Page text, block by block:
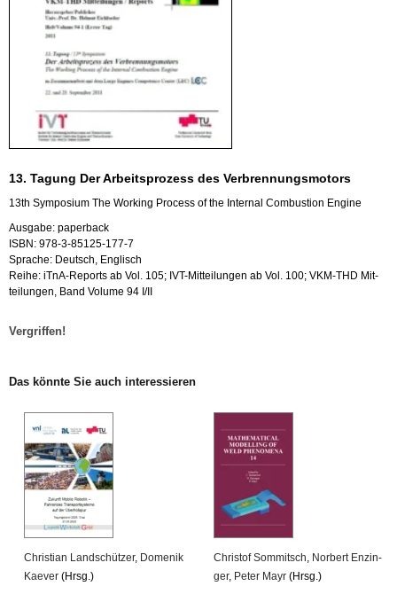
13. Ta­gung Der Ar­beits­pro­zess des Ver­bren­nungs­mo­tors
13th Sym­po­si­um The Working Pro­cess of the In­ter­nal Com­bus­ti­on En­gi­ne
Aus­ga­be: pa­per­back
ISBN: 978-3-85125-177-7
Spra­che: Deutsch, Eng­lisch
Reihe: iT­nA-Re­ports ab Vol. 105; IVT-Mit­tei­lun­gen ab Vol. 100; VKM-THD Mit­
tei­lun­gen, Band Vo­lu­me 94 I/II
Ver­grif­fen!
Das könn­te Sie auch in­ter­es­sie­ren
Chris­ti­an Land­schüt­zer, Do­me­nik
Kae­ver (Hrsg.)
Chris­tof Som­mitsch, Nor­bert En­zin­
ger, Peter Mayr (Hrsg.)